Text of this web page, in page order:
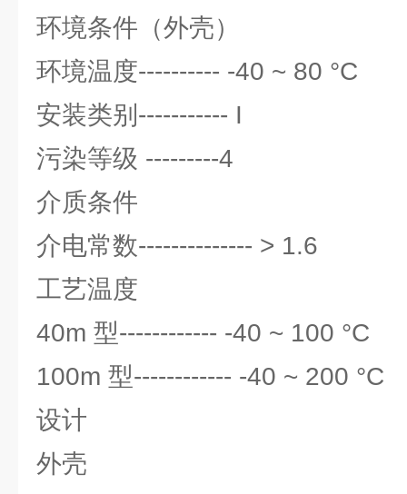
环境条件（外壳）
环境温度---------- -40 ~ 80 °C
安装类别----------- I
污染等级 ---------4
介质条件
介电常数-------------- > 1.6
工艺温度
40m 型------------ -40 ~ 100 °C
100m 型------------ -40 ~ 200 °C
设计
外壳